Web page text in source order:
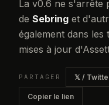
La v0.6 ne s'arrête
de Sebring et
également dans
mises à jour
PARTAGER 𝕏 /
Copier le lien